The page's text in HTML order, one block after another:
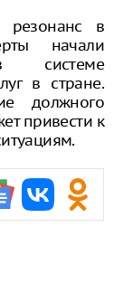
резонанс в
начали
системе
в стране.
должного
привести к